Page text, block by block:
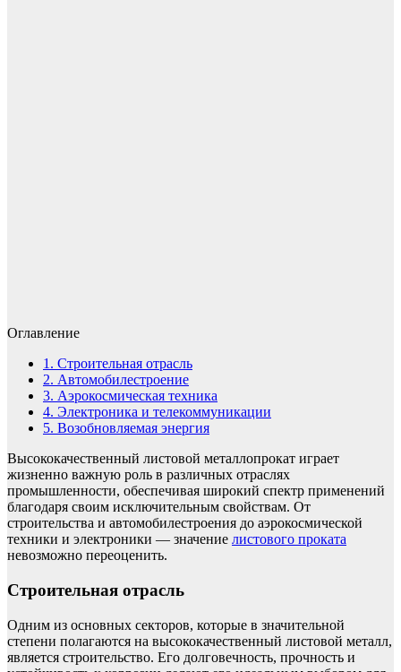
Оглавление
1. Строительная отрасль
2. Автомобилестроение
3. Аэрокосмическая техника
4. Электроника и телекоммуникации
5. Возобновляемая энергия
Высококачественный листовой металлопрокат играет
жизненно важную роль в различных отраслях
промышленности, обеспечивая широкий спектр применений
благодаря своим исключительным свойствам. От
строительства и автомобилестроения до аэрокосмической
техники и электроники — значение листового проката
невозможно переоценить.
Строительная отрасль
Одним из основных секторов, которые в значительной
степени полагаются на высококачественный листовой металл,
является строительство. Его долговечность, прочность и